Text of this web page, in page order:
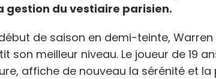
gestion du vestiaire parisien.
de saison en demi-teinte,
son meilleur niveau. Le joueur de 19
affiche de nouveau la sérénité et